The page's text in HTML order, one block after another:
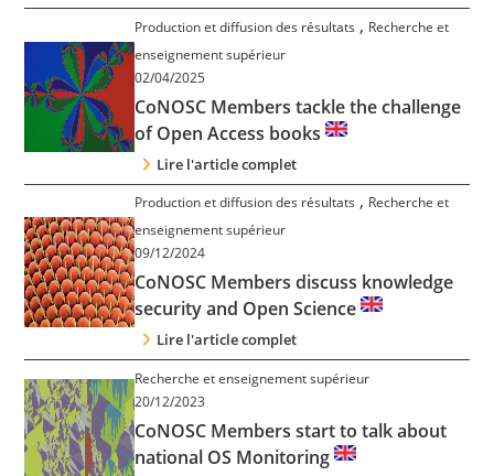
Contact
Nous suivre
Production et diffusion des résultats , Recherche et
enseignement supérieur
02/04/2025
CoNOSC Members tackle the challenge
of Open Access books
Lire l'article complet
Production et diffusion des résultats , Recherche et
enseignement supérieur
09/12/2024
CoNOSC Members discuss knowledge
security and Open Science
Lire l'article complet
Recherche et enseignement supérieur
20/12/2023
CoNOSC Members start to talk about
national OS Monitoring